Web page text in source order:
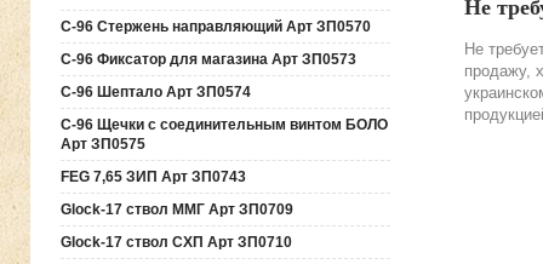
C-96 Стержень направляющий Арт ЗП0570
C-96 Фиксатор для магазина Арт ЗП0573
C-96 Шептало Арт ЗП0574
C-96 Щечки с соединительным винтом БОЛО
Арт ЗП0575
FEG 7,65 ЗИП Арт ЗП0743
Glock-17 ствол ММГ Арт ЗП0709
Glock-17 ствол СХП Арт ЗП0710
Не
Не
продажу,